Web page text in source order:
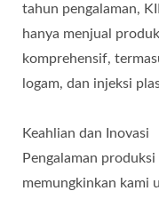
tahun pengalaman,
hanya menjual
komprehensif,
logam, dan injeksi
Keahlian dan Inovasi
Pengalaman
memungkinkan kami